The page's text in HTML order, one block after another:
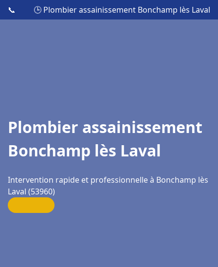
📞 🕒 Plombier assainissement Bonchamp lès Laval
Plombier assainissement
Bonchamp lès Laval
Intervention rapide et professionnelle à Bonchamp lès
Laval (53960)